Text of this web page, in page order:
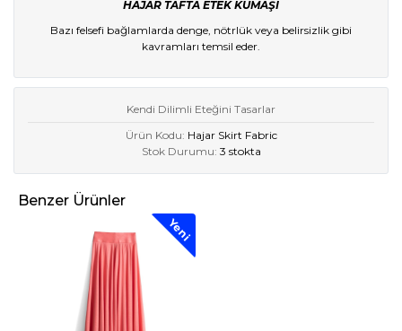
HAJAR TAFTA ETEK KUMAŞI
Bazı felsefi bağlamlarda denge, nötrlük veya belirsizlik gibi
kavramları temsil eder.
Kendi Dilimli Eteğini Tasarlar
Ürün Kodu: Hajar Skirt Fabric
Stok Durumu: 3 stokta
Benzer Ürünler
Yeni